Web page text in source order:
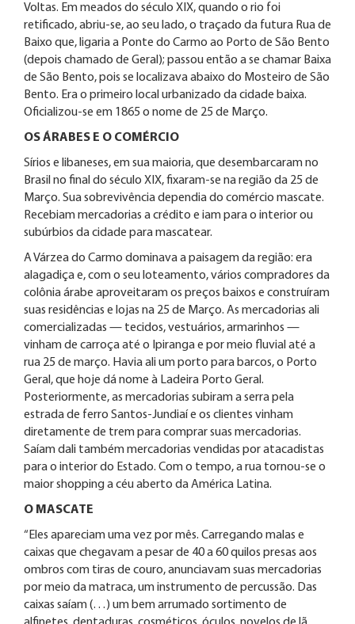
Voltas. Em meados do século XIX, quando o rio foi
retificado, abriu-se, ao seu lado, o traçado da futura Rua de
Baixo que, ligaria a Ponte do Carmo ao Porto de São Bento
(depois chamado de Geral); passou então a se chamar Baixa
de São Bento, pois se localizava abaixo do Mosteiro de São
Bento. Era o primeiro local urbanizado da cidade baixa.
Oficializou-se em 1865 o nome de 25 de Março.
OS ÁRABES E O COMÉRCIO
Sírios e libaneses, em sua maioria, que desembarcaram no
Brasil no final do século XIX, fixaram-se na região da 25 de
Março. Sua sobrevivência dependia do comércio mascate.
Recebiam mercadorias a crédito e iam para o interior ou
subúrbios da cidade para mascatear.
A Várzea do Carmo dominava a paisagem da região: era
alagadiça e, com o seu loteamento, vários compradores da
colônia árabe aproveitaram os preços baixos e construíram
suas residências e lojas na 25 de Março. As mercadorias ali
comercializadas — tecidos, vestuários, armarinhos —
vinham de carroça até o Ipiranga e por meio fluvial até a
rua 25 de março. Havia ali um porto para barcos, o Porto
Geral, que hoje dá nome à Ladeira Porto Geral.
Posteriormente, as mercadorias subiram a serra pela
estrada de ferro Santos-Jundiaí e os clientes vinham
diretamente de trem para comprar suas mercadorias.
Saíam dali também mercadorias vendidas por atacadistas
para o interior do Estado. Com o tempo, a rua tornou-se o
maior shopping a céu aberto da América Latina.
O MASCATE
“Eles apareciam uma vez por mês. Carregando malas e
caixas que chegavam a pesar de 40 a 60 quilos presas aos
ombros com tiras de couro, anunciavam suas mercadorias
por meio da matraca, um instrumento de percussão. Das
caixas saíam (…) um bem arrumado sortimento de